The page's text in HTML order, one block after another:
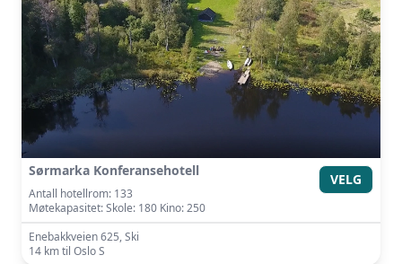
Sørmarka Konferansehotell
Antall hotellrom: 133
Møtekapasitet: Skole: 180 Kino: 250
Enebakkveien 625, Ski
14 km til Oslo S
VELG